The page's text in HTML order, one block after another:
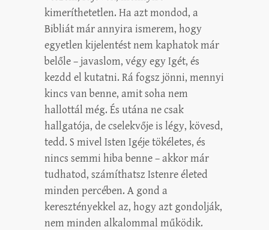
kimeríthetetlen. Ha azt mondod, a
Bibliát már annyira ismerem, hogy
egyetlen kijelentést nem kaphatok már
belőle – javaslom, végy egy Igét, és
kezdd el kutatni. Rá fogsz jönni, mennyi
kincs van benne, amit soha nem
hallottál még. És utána ne csak
hallgatója, de cselekvője is légy, kövesd,
tedd. S mivel Isten Igéje tökéletes, és
nincs semmi hiba benne – akkor már
tudhatod, számíthatsz Istenre életed
minden percében. A gond a
keresztényekkel az, hogy azt gondolják,
nem minden alkalommal működik.